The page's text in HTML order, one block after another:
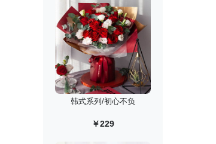
韩式系列/初心不负
￥229